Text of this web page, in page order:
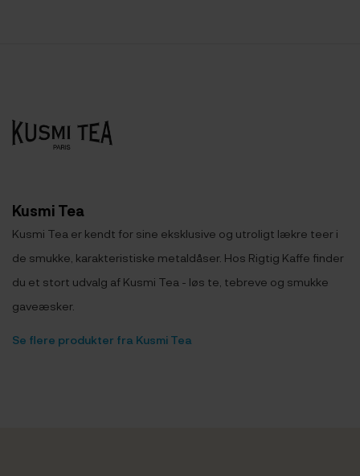
Kusmi Tea
Kusmi Tea er kendt for sine eksklusive og utroligt lækre teer i
de smukke, karakteristiske metaldåser. Hos Rigtig Kaffe finder
du et stort udvalg af Kusmi Tea - løs te, tebreve og smukke
gaveæsker.
Se flere produkter fra Kusmi Tea